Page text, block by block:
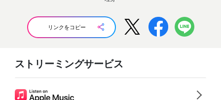
リンクをコピー
ストリーミングサービス